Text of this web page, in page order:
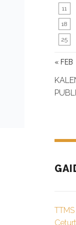
« FEB
11
18
25
TTMS